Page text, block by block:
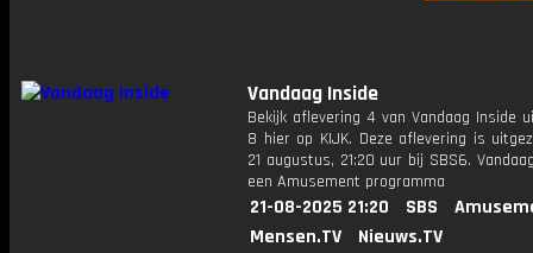
Vandaag Inside
Bekijk aflevering 4 van Vandaag Inside
8 hier op KIJK. Deze aflevering is
21 augustus, 21:20 uur bij SBS6.
een Amusement programma
21-08-2025 21:20 SBS
Mensen.TV
Nieuws.TV